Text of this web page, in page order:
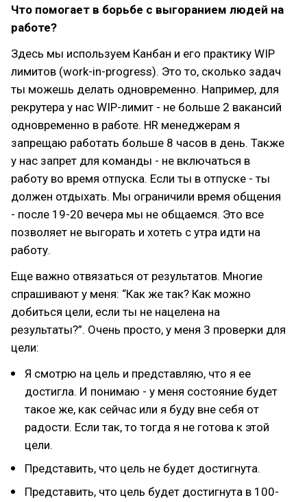
Что помогает в борьбе с выгоранием людей на
работе?
Здесь мы используем Канбан и его практику WIP
лимитов (work-in-progress). Это то, сколько задач
ты можешь делать одновременно. Например, для
рекрутера у нас WIP-лимит - не больше 2 вакансий
одновременно в работе. HR менеджерам я
запрещаю работать больше 8 часов в день. Также
у нас запрет для команды - не включаться в
работу во время отпуска. Если ты в отпуске - ты
должен отдыхать. Мы ограничили время общения
- после 19-20 вечера мы не общаемся. Это все
позволяет не выгорать и хотеть с утра идти на
работу.
Еще важно отвязаться от результатов. Многие
спрашивают у меня: “Как же так? Как можно
добиться цели, если ты не нацелена на
результаты?”. Очень просто, у меня 3 проверки для
цели:
Я смотрю на цель и представляю, что я ее
достигла. И понимаю - у меня состояние будет
такое же, как сейчас или я буду вне себя от
радости. Если так, то тогда я не готова к этой
цели.
Представить, что цель не будет достигнута.
Представить, что цель будет достигнута в 100-